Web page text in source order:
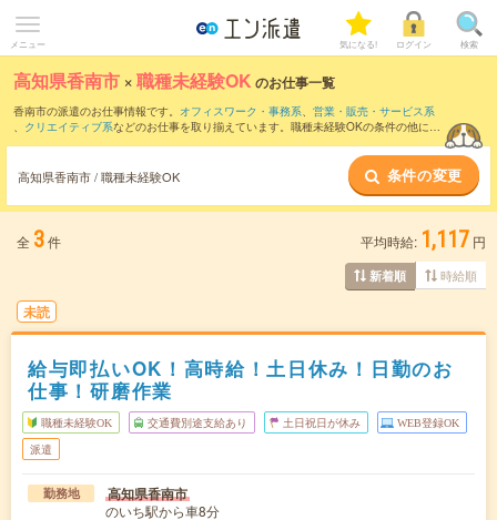
メニュー 気になる! ログイン 検索
高知県香南市 ×職種未経験OK のお仕事一覧
香南市の派遣のお仕事情報です。 オフィスワーク・事務系、 営業・販売・サービス系
、 クリエイティブ系などのお仕事を取り揃えています。職種未経験OKの条件の他に、
高知県香南市 / 職種未経験OK 条件の変更
全 3件 平均時給: 1,117 円
新着順 時給順
未読
給与即払いOK！高時給！土日休み！日勤のお
仕事！研磨作業
職種未経験OK 交通費別途支給あり 土日祝日が休み WEB登録OK
派遣
勤務地 高知県香南市
のいち駅から車8分